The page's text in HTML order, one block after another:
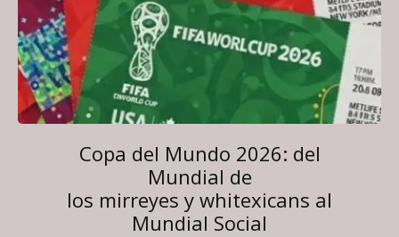
Copa del Mundo 2026: del
Mundial de
los mirreyes y whitexicans al
Mundial Social